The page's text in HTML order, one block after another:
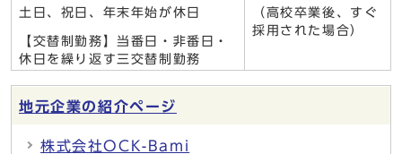
土日、祝日、年末年始が休日
【交替制勤務】当番日・非番日・
休日を繰り返す三交替制勤務
（高校卒業後、すぐ
採用された場合）
地元企業の紹介ページ
株式会社OCK-Bami